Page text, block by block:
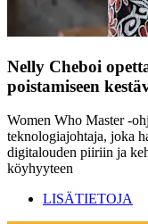
Nelly Cheboi
poistamiseen
Women Who Master -
teknologiajohtaja, joka
digitalouden piiriin ja
köyhyyteen
LISÄTIETOJA